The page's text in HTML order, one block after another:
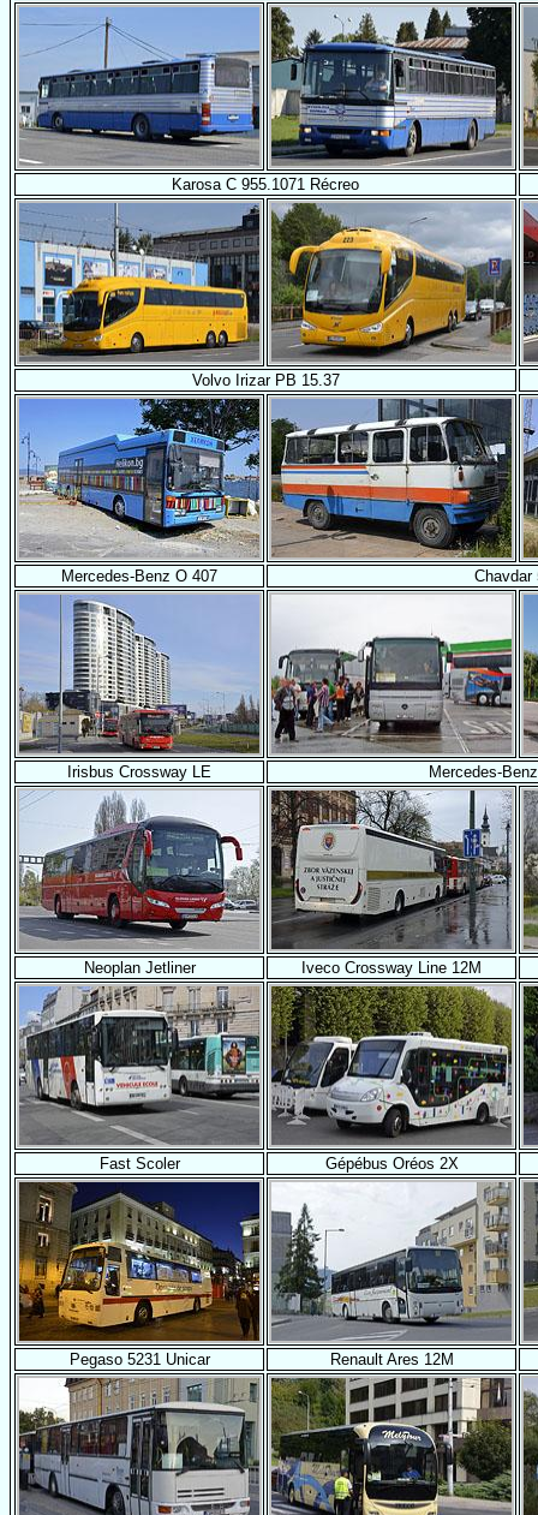
Karosa C 955.1071 Récreo
Volvo Irizar PB 15.37
Mercedes-Benz O 407 Chavdar
Irisbus Crossway LE Mercedes-
Neoplan Jetliner Iveco Crossway Line 12M
Fast Scoler Gépébus Oréos 2X
Pegaso 5231 Unicar Renault Ares 12M